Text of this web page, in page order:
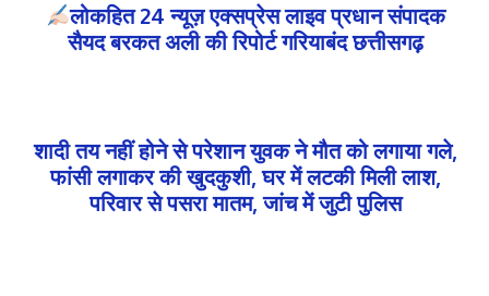
लोकहित 24 न्यूज़ एक्सप्रेस लाइव प्रधान संपादक
सैयद बरकत अली की रिपोर्ट गरियाबंद छत्तीसगढ़
शादी तय नहीं होने से परेशान युवक ने मौत को लगाया गले,
फांसी लगाकर की खुदकुशी, घर में लटकी मिली लाश,
परिवार से पसरा मातम, जांच में जुटी पुलिस